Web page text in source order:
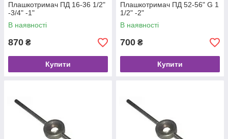
Плашкотримач ПД 16-36 1/2"
-3/4" -1"
В наявності
870 ₴
Купити
Плашкотримач ПД 52-56" G 1
1/2" -2"
В наявності
700 ₴
Купити